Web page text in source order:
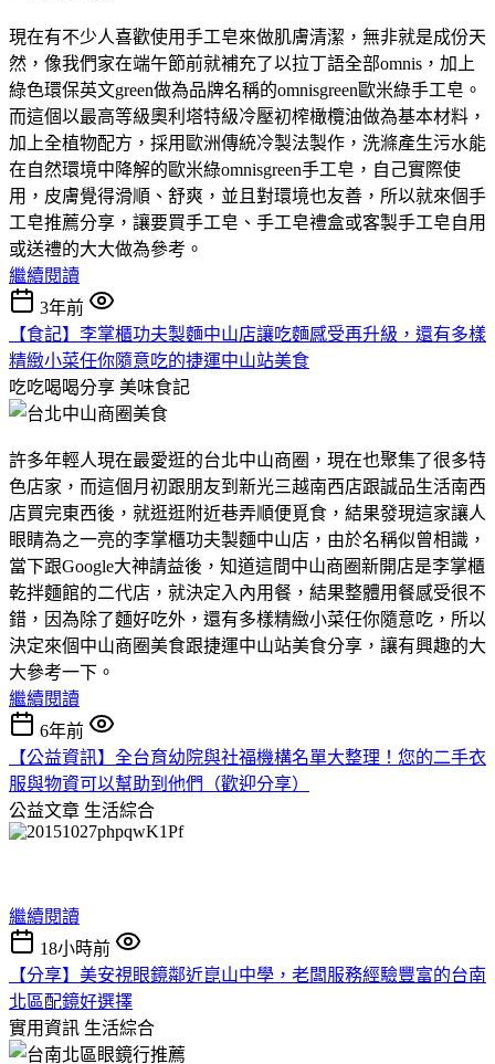
現在有不少人喜歡使用手工皂來做肌膚清潔，無非就是成份天
然，像我們家在端午節前就補充了以拉丁語全部omnis，加上
綠色環保英文green做為品牌名稱的omnisgreen歐米綠手工皂。
而這個以最高等級奧利塔特級冷壓初榨橄欖油做為基本材料，
加上全植物配方，採用歐洲傳統冷製法製作，洗滌產生污水能
在自然環境中降解的歐米綠omnisgreen手工皂，自己實際使
用，皮膚覺得滑順、舒爽，並且對環境也友善，所以就來個手
工皂推薦分享，讓要買手工皂、手工皂禮盒或客製手工皂自用
或送禮的大大做為參考。
繼續閱讀
3年前
【食記】李掌櫃功夫製麵中山店讓吃麵感受再升級，還有多樣
精緻小菜任你隨意吃的捷運中山站美食
吃吃喝喝分享 美味食記
許多年輕人現在最愛逛的台北中山商圈，現在也聚集了很多特
色店家，而這個月初跟朋友到新光三越南西店跟誠品生活南西
店買完東西後，就逛逛附近巷弄順便覓食，結果發現這家讓人
眼睛為之一亮的李掌櫃功夫製麵中山店，由於名稱似曾相識，
當下跟Google大神請益後，知道這間中山商圈新開店是李掌櫃
乾拌麵館的二代店，就決定入內用餐，結果整體用餐感受很不
錯，因為除了麵好吃外，還有多樣精緻小菜任你隨意吃，所以
決定來個中山商圈美食跟捷運中山站美食分享，讓有興趣的大
大參考一下。
繼續閱讀
6年前
【公益資訊】全台育幼院與社福機構名單大整理！您的二手衣
服與物資可以幫助到他們（歡迎分享）
公益文章 生活綜合
繼續閱讀
18小時前
【分享】美安視眼鏡鄰近崑山中學，老闆服務經驗豐富的台南
北區配鏡好選擇
實用資訊 生活綜合